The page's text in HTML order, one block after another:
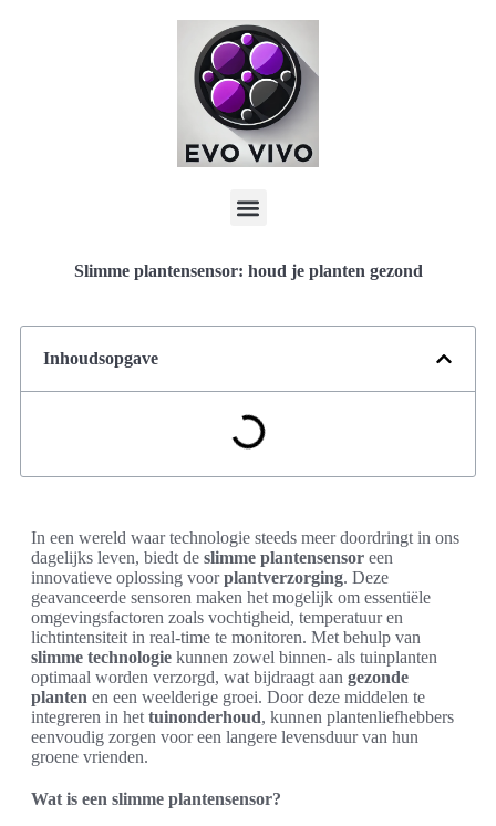
Slimme plantensensor: houd je planten gezond
Inhoudsopgave
In een wereld waar technologie steeds meer doordringt in ons
dagelijks leven, biedt de slimme plantensensor een
innovatieve oplossing voorplantverzorging. Deze
geavanceerde sensoren maken het mogelijk om essentiële
omgevingsfactoren zoals vochtigheid, temperatuur en
lichtintensiteit in real-time te monitoren. Met behulp van
slimme technologie kunnen zowel binnen- als tuinplanten
optimaal worden verzorgd, wat bijdraagt aan gezonde
planten en een weelderige groei. Door deze middelen te
integreren in het tuinonderhoud, kunnen plantenliefhebbers
eenvoudig zorgen voor een langere levensduur van hun
groene vrienden.
Wat is een slimme plantensensor?